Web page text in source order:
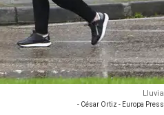
Lluvia
- César Ortiz - Europa Press